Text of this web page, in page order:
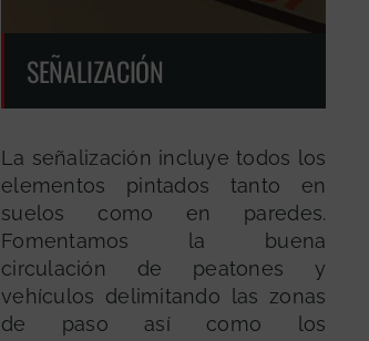
SEÑALIZACIÓN
La señalización incluye todos los
elementos pintados tanto en
suelos como en paredes.
Fomentamos la buena
circulación de peatones y
vehículos delimitando las zonas
de paso así como los